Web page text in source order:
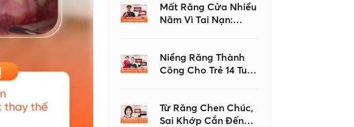
Mất Răng Cửa Nhiều
Năm Vì Tai Nạn:
Sau Chỉnh Nha Và
Ghép Xương
Niềng Răng Thành
Công Cho Trẻ 14 Tuổi
Từ Răng Chen Chúc,
Sai Khớp Cắn Đến